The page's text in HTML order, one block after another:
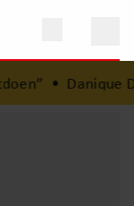
•Danique